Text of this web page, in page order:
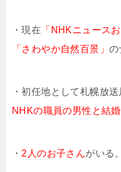
・現在 「NHKニュース
「さわやか自然百景」 の
・初任地として札幌放
NHKの職員の男性と結婚
・ 2人のお子さんがいる。